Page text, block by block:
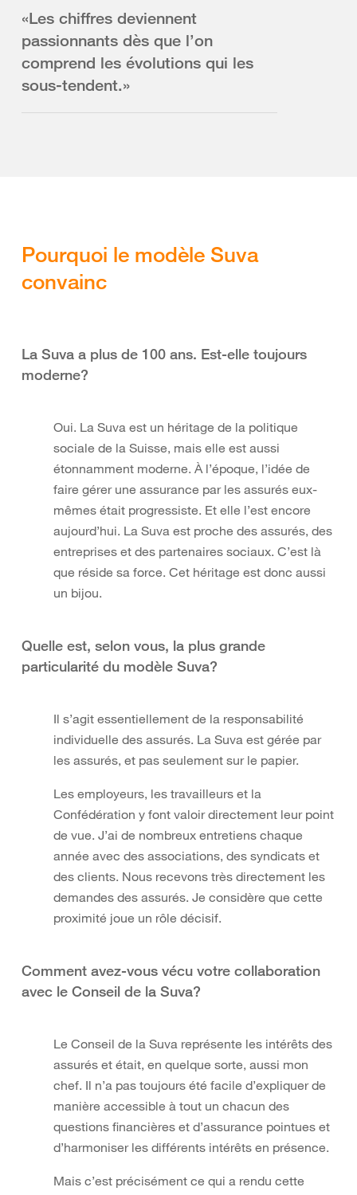
«Les chiffres deviennent
passionnants dès que l’on
comprend les évolutions qui les
sous-tendent.»
Pourquoi le modèle Suva
convainc
La Suva a plus de 100 ans. Est-elle toujours
moderne?
Oui. La Suva est un héritage de la politique
sociale de la Suisse, mais elle est aussi
étonnamment moderne. À l’époque, l’idée de
faire gérer une assurance par les assurés eux-
mêmes était progressiste. Et elle l’est encore
aujourd’hui. La Suva est proche des assurés, des
entreprises et des partenaires sociaux. C’est là
que réside sa force. Cet héritage est donc aussi
un bijou.
Quelle est, selon vous, la plus grande
particularité du modèle Suva?
Il s’agit essentiellement de la responsabilité
individuelle des assurés. La Suva est gérée par
les assurés, et pas seulement sur le papier.
Les employeurs, les travailleurs et la
Confédération y font valoir directement leur point
de vue. J’ai de nombreux entretiens chaque
année avec des associations, des syndicats et
des clients. Nous recevons très directement les
demandes des assurés. Je considère que cette
proximité joue un rôle décisif.
Comment avez-vous vécu votre collaboration
avec le Conseil de la Suva?
Le Conseil de la Suva représente les intérêts des
assurés et était, en quelque sorte, aussi mon
chef. Il n’a pas toujours été facile d’expliquer de
manière accessible à tout un chacun des
questions financières et d’assurance pointues et
d’harmoniser les différents intérêts en présence.
Mais c’est précisément ce qui a rendu cette